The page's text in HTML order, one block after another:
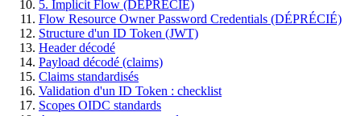
5. Implicit Flow (DÉPRÉCIÉ)
Flow Resource Owner Password Credentials (DÉPRÉCIÉ)
Structure d'un ID Token (JWT)
Header décodé
Payload décodé (claims)
Claims standardisés
Validation d'un ID Token : checklist
Scopes OIDC standards